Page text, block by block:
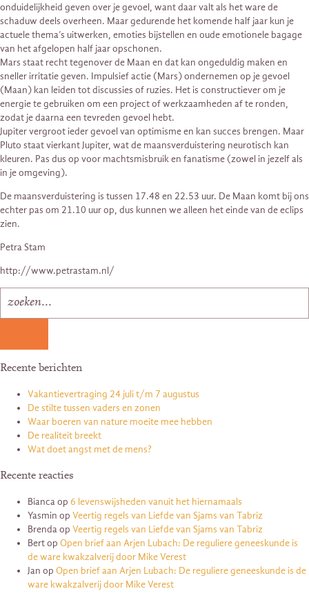
onduidelijkheid geven over je gevoel, want daar valt als het ware de
schaduw deels overheen. Maar gedurende het komende half jaar kun je
actuele thema’s uitwerken, emoties bijstellen en oude emotionele bagage
van het afgelopen half jaar opschonen.
Mars staat recht tegenover de Maan en dat kan ongeduldig maken en
sneller irritatie geven. Impulsief actie (Mars) ondernemen op je gevoel
(Maan) kan leiden tot discussies of ruzies. Het is constructiever om je
energie te gebruiken om een project of werkzaamheden af te ronden,
zodat je daarna een tevreden gevoel hebt.
Jupiter vergroot ieder gevoel van optimisme en kan succes brengen. Maar
Pluto staat vierkant Jupiter, wat de maansverduistering neurotisch kan
kleuren. Pas dus op voor machtsmisbruik en fanatisme (zowel in jezelf als
in je omgeving).
De maansverduistering is tussen 17.48 en 22.53 uur. De Maan komt bij ons
echter pas om 21.10 uur op, dus kunnen we alleen het einde van de eclips
zien.
Petra Stam
http://www.petrastam.nl/
Recente berichten
Vakantievertraging 24 juli t/m 7 augustus
De stilte tussen vaders en zonen
Waar boeren van nature moeite mee hebben
De realiteit breekt
Wat doet angst met de mens?
Recente reacties
Biancaop 6 levenswijsheden vanuit het hiernamaals
Yasmin op Veertig regels van Liefde van Sjams van Tabriz
Brendaop Veertig regels van Liefde van Sjams van Tabriz
Bertop Open brief aan Arjen Lubach: De reguliere geneeskunde is
de ware kwakzalverij door Mike Verest
Jan op Open brief aan Arjen Lubach: De reguliere geneeskunde is de
ware kwakzalverij door Mike Verest